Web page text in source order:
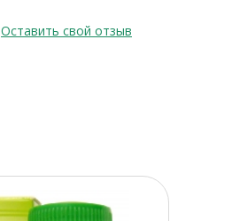
Оставить свой отзыв